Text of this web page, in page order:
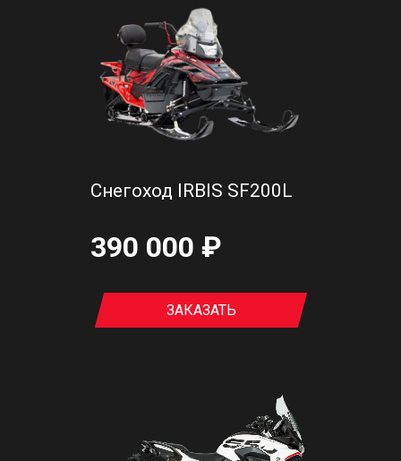
Снегоход IRBIS SF200L
390 000 ₽
ЗАКАЗАТЬ